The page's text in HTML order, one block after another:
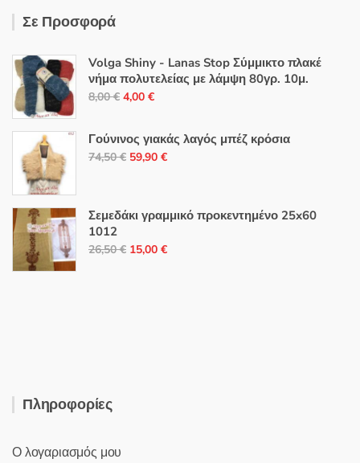
Σε Προσφορά
Volga Shiny - Lanas Stop Σύμμικτο πλακέ
νήμα πολυτελείας με λάμψη 80γρ. 10μ.
8,00€ Original
was:
8,00 €.
4,00 €Η
τιμή
είναι:
Γούνινος γιακάς λαγός μπέζ κρόσια
74,50€ Original
74,50 €.
59,90 €Η
είναι:
Σεμεδάκι γραμμικό προκεντημένο 25x60
1012
26,50€ Original
15,00 €Η
Πληροφορίες
Ο λογαριασμός μου